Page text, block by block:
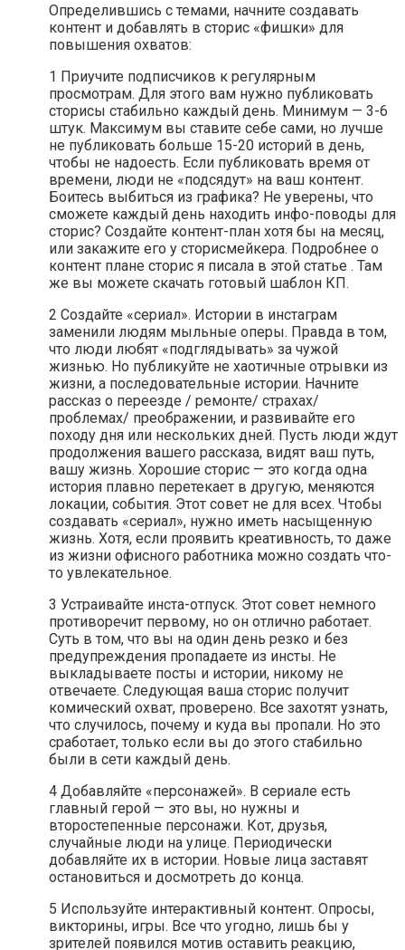
Определившись с темами, начните создавать
контент и добавлять в сторис «фишки» для
повышения охватов:
1 Приучите подписчиков к регулярным
просмотрам. Для этого вам нужно публиковать
сторисы стабильно каждый день. Минимум — 3-6
штук. Максимум вы ставите себе сами, но лучше
не публиковать больше 15-20 историй в день,
чтобы не надоесть. Если публиковать время от
времени, люди не «подсядут» на ваш контент.
Боитесь выбиться из графика? Не уверены, что
сможете каждый день находить инфо-поводы для
сторис? Создайте контент-план хотя бы на месяц,
или закажите его у сторисмейкера. Подробнее о
контент плане сторис я писала в этой статье . Там
же вы можете скачать готовый шаблон КП.
2 Создайте «сериал». Истории в инстаграм
заменили людям мыльные оперы. Правда в том,
что люди любят «подглядывать» за чужой
жизнью. Но публикуйте не хаотичные отрывки из
жизни, а последовательные истории. Начните
рассказ о переезде / ремонте/ страхах/
проблемах/ преображении, и развивайте его
походу дня или нескольких дней. Пусть люди ждут
продолжения вашего рассказа, видят ваш путь,
вашу жизнь. Хорошие сторис — это когда одна
история плавно перетекает в другую, меняются
локации, события. Этот совет не для всех. Чтобы
создавать «сериал», нужно иметь насыщенную
жизнь. Хотя, если проявить креативность, то даже
из жизни офисного работника можно создать что-
то увлекательное.
3 Устраивайте инста-отпуск. Этот совет немного
противоречит первому, но он отлично работает.
Суть в том, что вы на один день резко и без
предупреждения пропадаете из инсты. Не
выкладываете посты и истории, никому не
отвечаете. Следующая ваша сторис получит
комический охват, проверено. Все захотят узнать,
что случилось, почему и куда вы пропали. Но это
сработает, только если вы до этого стабильно
были в сети каждый день.
4 Добавляйте «персонажей». В сериале есть
главный герой — это вы, но нужны и
второстепенные персонажи. Кот, друзья,
случайные люди на улице. Периодически
добавляйте их в истории. Новые лица заставят
остановиться и досмотреть до конца.
5 Используйте интерактивный контент. Опросы,
викторины, игры. Все что угодно, лишь бы у
зрителей появился мотив оставить реакцию,